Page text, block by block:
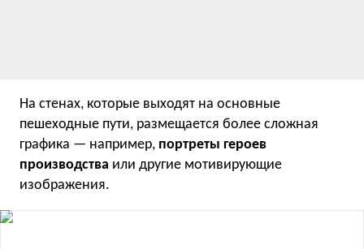
На стенах, которые выходят на основные
пешеходные пути, размещается более сложная
графика — например, портреты героев
производства или другие мотивирующие
изображения.